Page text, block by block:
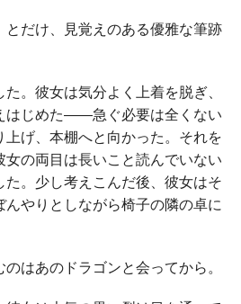
だけ、見覚えのある優雅な筆跡
。彼女は気分よく上着を脱ぎ、
はじめた――急ぐ必要は全くない
げ、本棚へと向かった。それを
の両目は長いこと読んでいない
。少し考えこんだ後、彼女はそ
やりとしながら椅子の隣の卓に
はあのドラゴンと会ってから。